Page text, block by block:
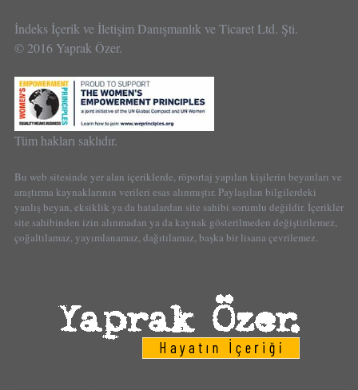
İndeks İçerik ve İletişim Danışmanlık ve Ticaret Ltd. Şti.
© 2016 Yaprak Özer.
Tüm hakları saklıdır.
Bu web sitesinde yer alan içeriklerde, röportaj yapılan kişilerin beyanları ve
araştırma kaynaklarının verileri esas alınmıştır. Paylaşılan bilgilerdeki
yanlış beyan, eksiklik ya da hatalardan site sahibi sorumlu değildir. İçerikler
site sahibinden izin alınmadan ya da kaynak gösterilmeden değiştirilemez,
çoğaltılamaz, yayımlanamaz, dağıtılamaz, başka bir lisana çevrilemez.